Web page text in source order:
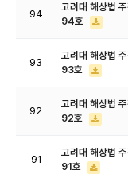
94
고려대 해상법
94호
93
고려대 해상법
93호
92
고려대 해상법
92호
91
고려대 해상법
91호